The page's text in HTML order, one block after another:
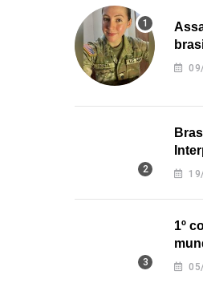
Robôs humanoides
06/08/2026
1º